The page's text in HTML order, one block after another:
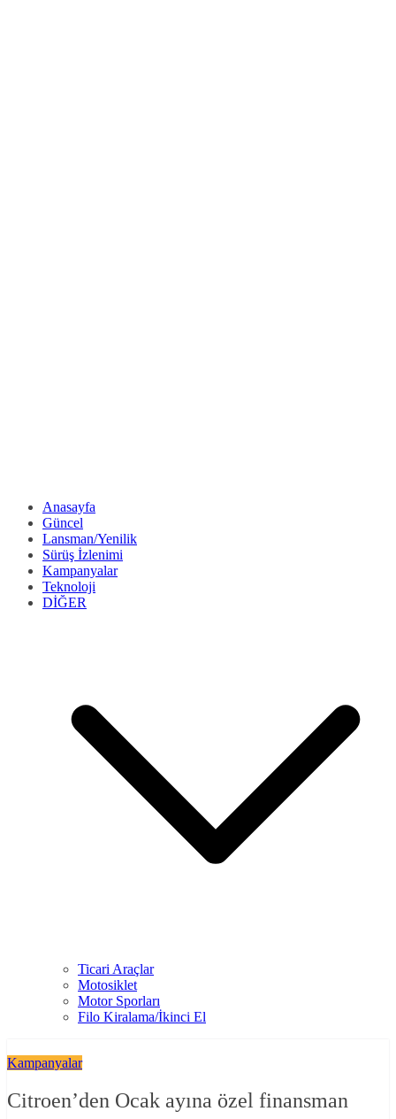
Anasayfa
Güncel
Lansman/Yenilik
Sürüş İzlenimi
Kampanyalar
Teknoloji
DİĞER
Ticari Araçlar
Motosiklet
Motor Sporları
Filo Kiralama/İkinci El
Kampanyalar
Citroen’den Ocak ayına özel finansman